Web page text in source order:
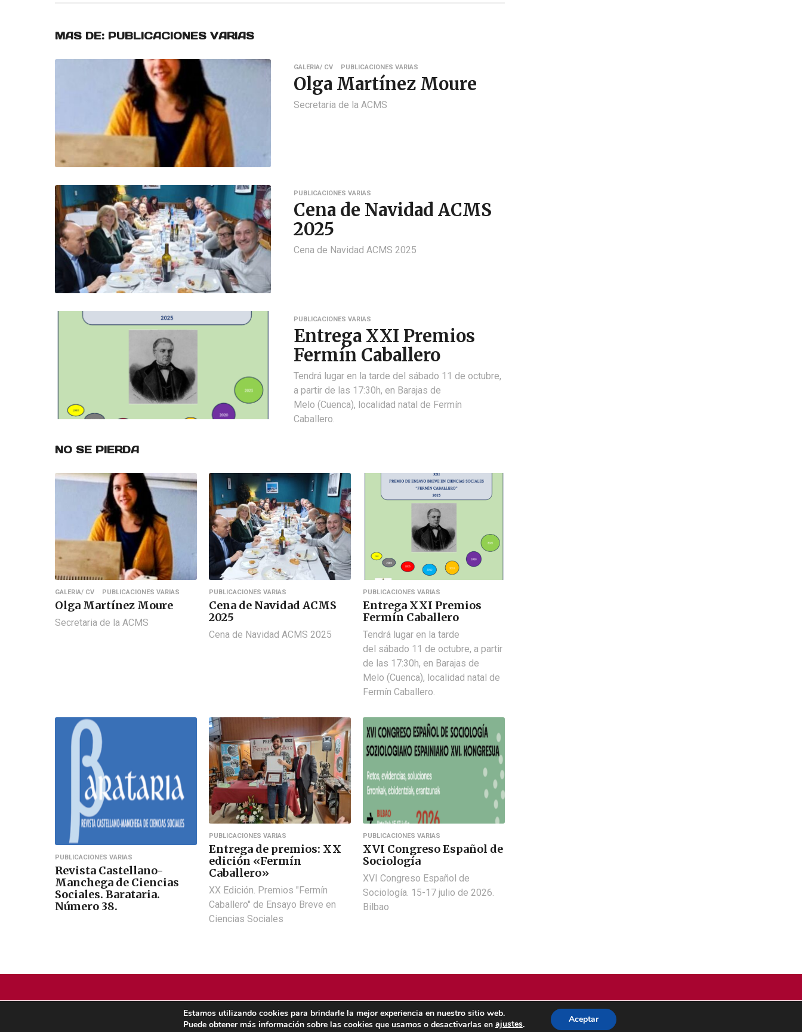
MAS DE: PUBLICACIONES VARIAS
GALERIA/ CV PUBLICACIONES VARIAS
Olga Martínez Moure
Secretaria de la ACMS
PUBLICACIONES VARIAS
Cena de Navidad ACMS
2025
Cena de Navidad ACMS 2025
PUBLICACIONES VARIAS
Entrega XXI Premios
Fermín Caballero
Tendrá lugar en la tarde del sábado 11 de octubre,
a partir de las 17:30h, en Barajas de
Melo (Cuenca), localidad natal de Fermín
Caballero.
NO SE PIERDA
GALERIA/ CV PUBLICACIONES VARIAS
Olga Martínez Moure
Secretaria de la ACMS
PUBLICACIONES VARIAS
Cena de Navidad ACMS
2025
Cena de Navidad ACMS 2025
PUBLICACIONES VARIAS
Entrega XXI Premios
Fermín Caballero
Tendrá lugar en la tarde
del sábado 11 de octubre, a partir
de las 17:30h, en Barajas de
Melo (Cuenca), localidad natal de
Fermín Caballero.
PUBLICACIONES VARIAS
Revista Castellano-
Manchega de Ciencias
Sociales. Barataria.
Número 38.
PUBLICACIONES VARIAS
Entrega de premios: XX
edición «Fermín
Caballero»
XX Edición. Premios "Fermín
Caballero" de Ensayo Breve en
Ciencias Sociales
PUBLICACIONES VARIAS
XVI Congreso Español de
Sociología
XVI Congreso Español de
Sociología. 15-17 julio de 2026.
Bilbao
POLÍTICA DE PRIVACIDAD
Estamos utilizando cookies para brindarle la mejor experiencia en nuestro sitio web.
Puede obtener más información sobre las cookies que usamos o desactivarlas en ajustes. Aceptar